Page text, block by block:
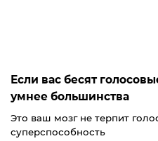
Если вас бесят
умнее большинства
Это ваш мозг не терпит
суперспособность